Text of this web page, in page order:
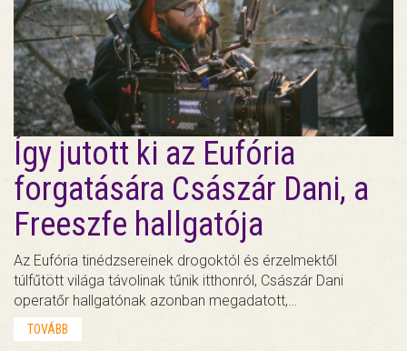
Így jutott ki az Eufória
forgatására Császár Dani, a
Freeszfe hallgatója
Az Eufória tinédzsereinek drogoktól és érzelmektől
túlfűtött világa távolinak tűnik itthonról, Császár Dani
operatőr hallgatónak azonban megadatott,…
TOVÁBB